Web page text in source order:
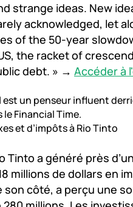
strange ideas. New
acknowledged, let
of the 50-year
the racket of
debt. » → Accéder à
un penseur influent
Financial Time.
et d’impôts à Rio Tinto
Tinto a généré près
millions de dollars en
côté, a perçu une